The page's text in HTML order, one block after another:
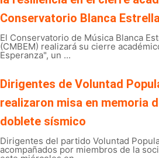
Conservatorio Blanca
El Conservatorio de Música Blanca
(CMBEM) realizará su cierre
Esperanza", un ...
Dirigentes de Voluntad
realizaron misa en memoria
doblete sísmico
Dirigentes del partido Voluntad
acompañados por miembros de la